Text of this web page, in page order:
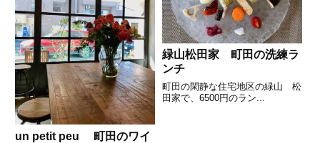
un petit peu 町田のワイ
緑山松田家 町田の洗練ラ
ンチ
町田の閑静な住宅地区の緑山 松
田家で、6500円のラン...